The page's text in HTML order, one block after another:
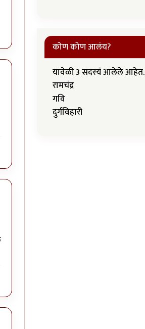
कोण कोण आलंय?
यावेळी 3 सदस्यं आलेले आहेत.
रामचंद्र
गवि
दुर्गविहारी